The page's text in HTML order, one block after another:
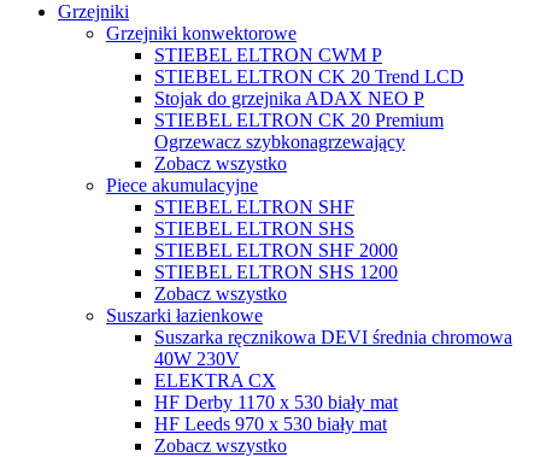
Grzejniki
Grzejniki konwektorowe
STIEBEL ELTRON CWM P
STIEBEL ELTRON CK 20 Trend LCD
Stojak do grzejnika ADAX NEO P
STIEBEL ELTRON CK 20 Premium
Ogrzewacz szybkonagrzewający
Zobacz wszystko
Piece akumulacyjne
STIEBEL ELTRON SHF
STIEBEL ELTRON SHS
STIEBEL ELTRON SHF 2000
STIEBEL ELTRON SHS 1200
Zobacz wszystko
Suszarki łazienkowe
Suszarka ręcznikowa DEVI średnia chromowa
40W 230V
ELEKTRA CX
HF Derby 1170 х 530 biały mat
HF Leeds 970 х 530 biały mat
Zobacz wszystko